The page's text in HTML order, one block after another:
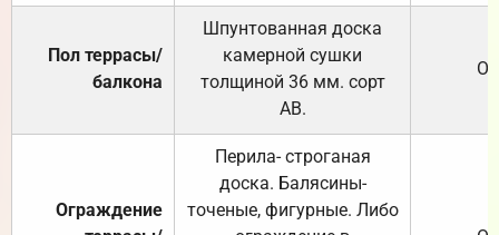
Пол террасы/
балкона
Шпунтованная доска
камерной сушки
толщиной 36 мм. сорт
АВ.
Ограждение
Перила- строганая
доска. Балясины-
точеные, фигурные. Либо